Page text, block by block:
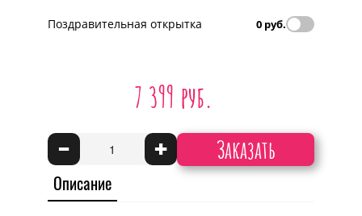
7 399 руб.
Заказать
- +
Поздравительная открытка 0 руб.
Описание